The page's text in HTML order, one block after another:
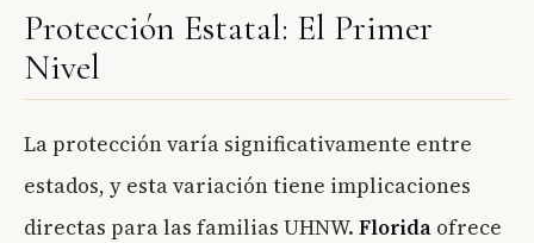
Protección Estatal: El Primer
Nivel
La protección varía significativamente entre
estados, y esta variación tiene implicaciones
directas para las familias UHNW. Florida ofrece